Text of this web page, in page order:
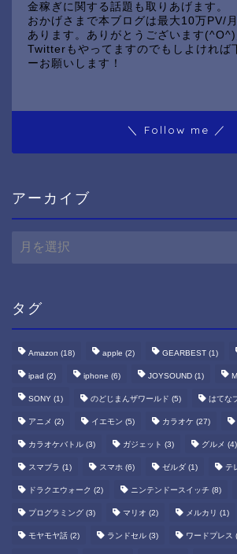
金稼ぎに関する話題も取りあげます。
おかげさまで本ブログは最大10万PV/
あります。ありがとうございます(^O^)
Twitterもやってますのでもしよければ
ーお願いします！
＼ Follow me ／
アーカイブ
ア
ー
ブ
タグ
Amazon (18) apple (2) GEARBEST (1)
ipad (2) iphone (6) JOYSOUND (1)
SONY (1) のどじまんザワールド (5) はてな
アニメ (2) イエモン (5) カラオケ (27)
カラオケバトル (3) ガジェット (3) グルメ (4)
スマブラ (1) スマホ (6) ゼルダ (1) テ
ドラクエウォーク (2) ニンテンドースイッチ (8)
プログラミング (3) マリオ (2) メルカリ (1)
モヤモヤ話 (2) ランドセル (3) ワードプレス